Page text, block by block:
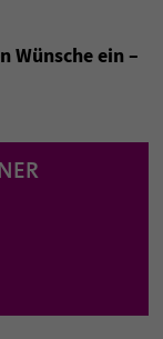
Wünsche ein –